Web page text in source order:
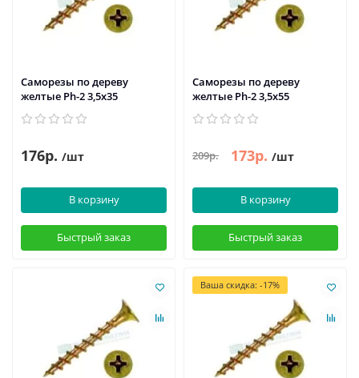
Саморезы по дереву
желтые Ph-2 3,5x35
176р. /шт
В корзину
Быстрый заказ
Саморезы по дереву
желтые Ph-2 3,5x55
209р. 173р. /шт
В корзину
Быстрый заказ
Ваша скидка: -17%